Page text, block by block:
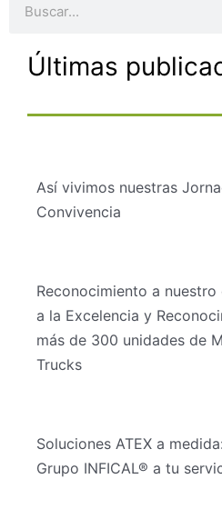
Últimas
Así vivimos nuestras
Convivencia
Reconocimiento a
a la Excelencia y
más de 300 unidades de
Trucks
Soluciones ATEX a
Grupo INFICAL® a tu